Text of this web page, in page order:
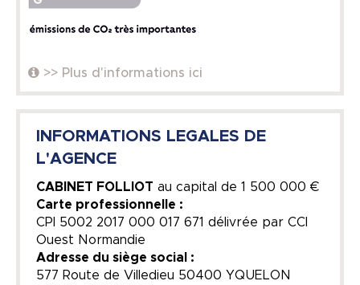
>> Plus d'informations ici
INFORMATIONS LEGALES DE
L'AGENCE
CABINET FOLLIOT au capital de 1 500 000 €
Carte professionnelle :
CPI 5002 2017 000 017 671 délivrée par CCI
Ouest Normandie
Adresse du siège social :
577 Route de Villedieu 50400 YQUELON